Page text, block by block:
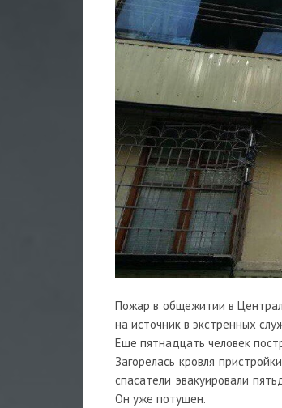
Пожар в общежитии в
на источник в экстренных
Еще пятнадцать человек
Загорелась кровля
спасатели эвакуировали
Он уже потушен.